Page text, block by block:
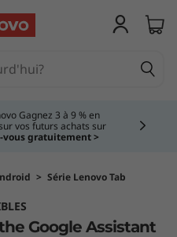
Les nouveaux membres
de 100 $ sur la première
exclusives et d'une
1:1. En savoir plus >
of 5
> Série Lenovo Tab
Google Assistant